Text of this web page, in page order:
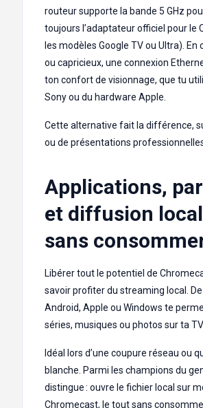
routeur supporte la bande 5 GHz
toujours l’adaptateur officiel pour
les modèles Google TV ou Ultra).
ou capricieux, une connexion
ton confort de visionnage, que tu
Sony ou du hardware Apple.
Cette alternative fait la différence,
ou de présentations
Applications,
et diffusion
sans
Libérer tout le potentiel de
savoir profiter du streaming local.
Android, Apple ou Windows te
séries, musiques ou photos sur ta
Idéal lors d’une coupure réseau ou
blanche. Parmi les champions du
distingue : ouvre le fichier local sur
Chromecast, le tout sans